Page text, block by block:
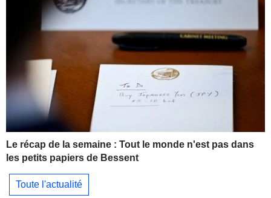
Le récap de la semaine : Tout le monde n'est pas dans
les petits papiers de Bessent
Toute l'actualité